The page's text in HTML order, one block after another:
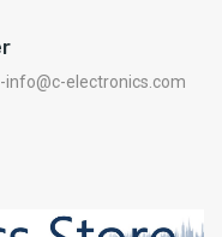
info@c-electronics.com